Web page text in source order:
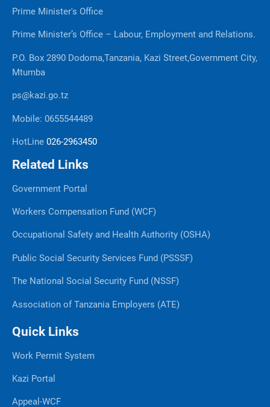
Prime Minister's Office
Prime Minister’s Office – Labour, Employment and Relations.
P.O. Box 2890 Dodoma,Tanzania, Kazi Street,Government City,
Mtumba
ps@kazi.go.tz
Mobile: 0655544489
HotLine 026-2963450
Related Links
Government Portal
Workers Compensation Fund (WCF)
Occupational Safety and Health Authority (OSHA)
Public Social Security Services Fund (PSSSF)
The National Social Security Fund (NSSF)
Association of Tanzania Employers (ATE)
Quick Links
Work Permit System
Kazi Portal
Appeal-WCF